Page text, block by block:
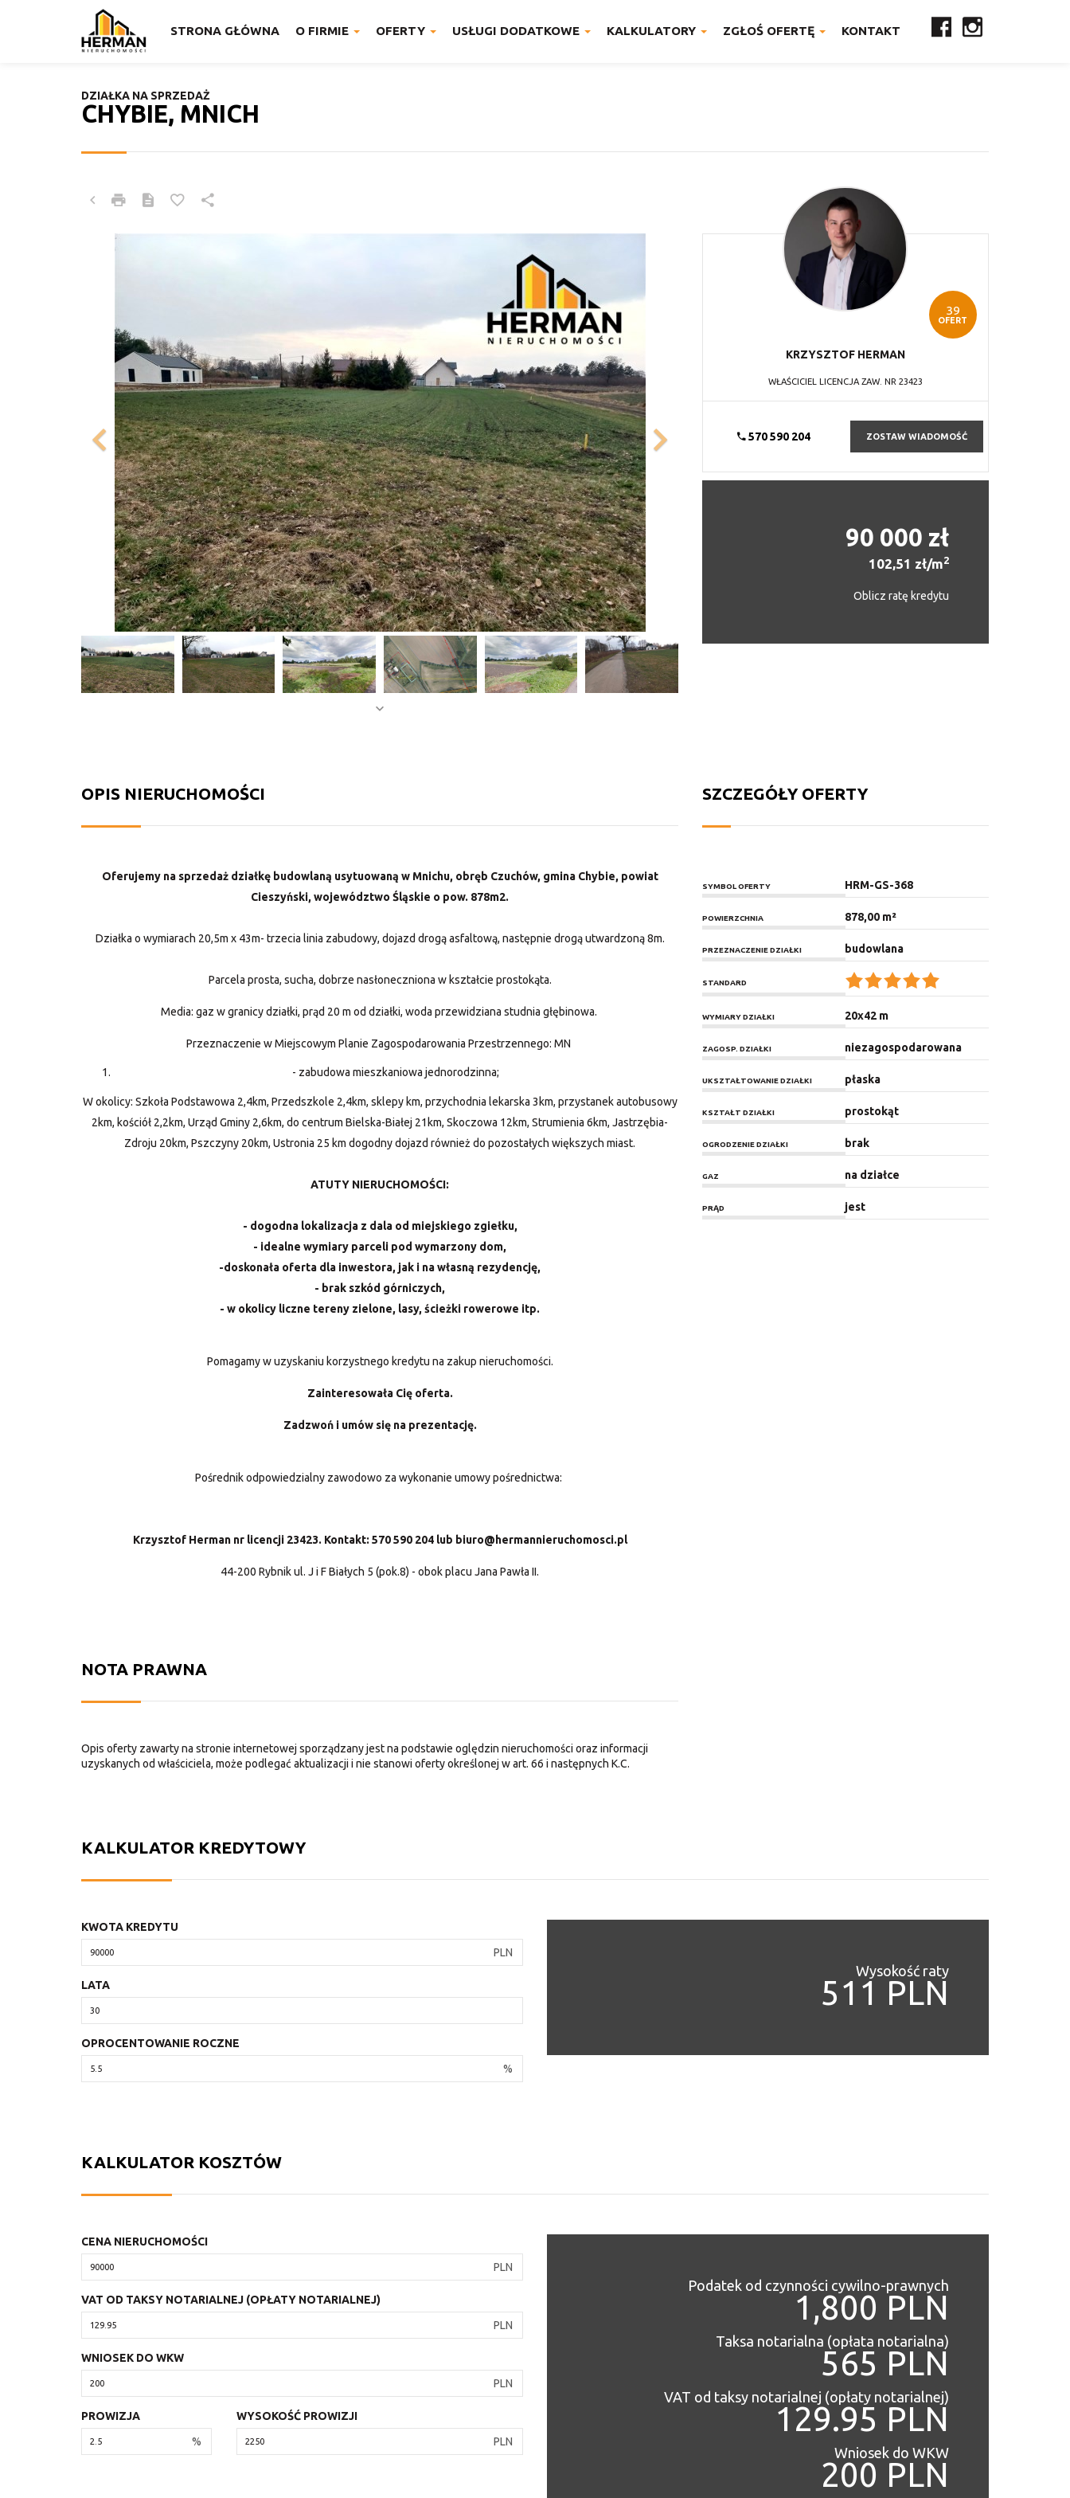
STRONA GŁÓWNA O FIRMIE OFERTY USŁUGI DODATKOWE KALKULATORY ZGŁOŚ OFERTĘ KONTAKT
CHYBIE, MNICH
DZIAŁKA NA SPRZEDAŻ
39
OFERT
KRZYSZTOF HERMAN
WŁAŚCICIEL LICENCJA ZAW. NR 23423
570 590 204 ZOSTAW WIADOMOŚĆ
90 000 zł
102,51 zł/m2
Oblicz ratę kredytu
OPIS NIERUCHOMOŚCI
Oferujemy na sprzedaż działkę budowlaną usytuowaną w Mnichu, obręb Czuchów, gmina Chybie, powiat
Cieszyński, województwo Śląskie o pow. 878m2.
Działka o wymiarach 20,5m x 43m- trzecia linia zabudowy, dojazd drogą asfaltową, następnie drogą utwardzoną 8m.
Parcela prosta, sucha, dobrze nasłoneczniona w kształcie prostokąta.
Media: gaz w granicy działki, prąd 20 m od działki, woda przewidziana studnia głębinowa.
Przeznaczenie w Miejscowym Planie Zagospodarowania Przestrzennego: MN
- zabudowa mieszkaniowa jednorodzinna;
W okolicy: Szkoła Podstawowa 2,4km, Przedszkole 2,4km, sklepy km, przychodnia lekarska 3km, przystanek autobusowy
2km, kościół 2,2km, Urząd Gminy 2,6km, do centrum Bielska-Białej 21km, Skoczowa 12km, Strumienia 6km, Jastrzębia-
Zdroju 20km, Pszczyny 20km, Ustronia 25 km dogodny dojazd również do pozostałych większych miast.
ATUTY NIERUCHOMOŚCI:
- dogodna lokalizacja z dala od miejskiego zgiełku,
- idealne wymiary parceli pod wymarzony dom,
-doskonała oferta dla inwestora, jak i na własną rezydencję,
- brak szkód górniczych,
- w okolicy liczne tereny zielone, lasy, ścieżki rowerowe itp.
Pomagamy w uzyskaniu korzystnego kredytu na zakup nieruchomości.
Zainteresowała Cię oferta.
Zadzwoń i umów się na prezentację.
Pośrednik odpowiedzialny zawodowo za wykonanie umowy pośrednictwa:
Krzysztof Herman nr licencji 23423. Kontakt: 570 590 204 lub biuro@hermannieruchomosci.pl
44-200 Rybnik ul. J i F Białych 5 (pok.8) - obok placu Jana Pawła II.
NOTA PRAWNA
Opis oferty zawarty na stronie internetowej sporządzany jest na podstawie oględzin nieruchomości oraz informacji
uzyskanych od właściciela, może podlegać aktualizacji i nie stanowi oferty określonej w art. 66 i następnych K.C.
SZCZEGÓŁY OFERTY
SYMBOL OFERTY HRM-GS-368
POWIERZCHNIA 878,00 m²
PRZEZNACZENIE DZIAŁKI budowlana
STANDARD
WYMIARY DZIAŁKI 20x42 m
ZAGOSP. DZIAŁKI niezagospodarowana
UKSZTAŁTOWANIE DZIAŁKI płaska
KSZTAŁT DZIAŁKI prostokąt
OGRODZENIE DZIAŁKI brak
GAZ na działce
PRĄD jest
KALKULATOR KREDYTOWY
KWOTA KREDYTU
PLN
LATA
OPROCENTOWANIE ROCZNE
%
Wysokość raty
511 PLN
KALKULATOR KOSZTÓW
CENA NIERUCHOMOŚCI
PLN
VAT OD TAKSY NOTARIALNEJ (OPŁATY NOTARIALNEJ)
PLN
WNIOSEK DO WKW
PLN
PROWIZJA
%
WYSOKOŚĆ PROWIZJI
PLN
Podatek od czynności cywilno-prawnych
1,800 PLN
Taksa notarialna (opłata notarialna)
565 PLN
VAT od taksy notarialnej (opłaty notarialnej)
129.95 PLN
Wniosek do WKW
200 PLN